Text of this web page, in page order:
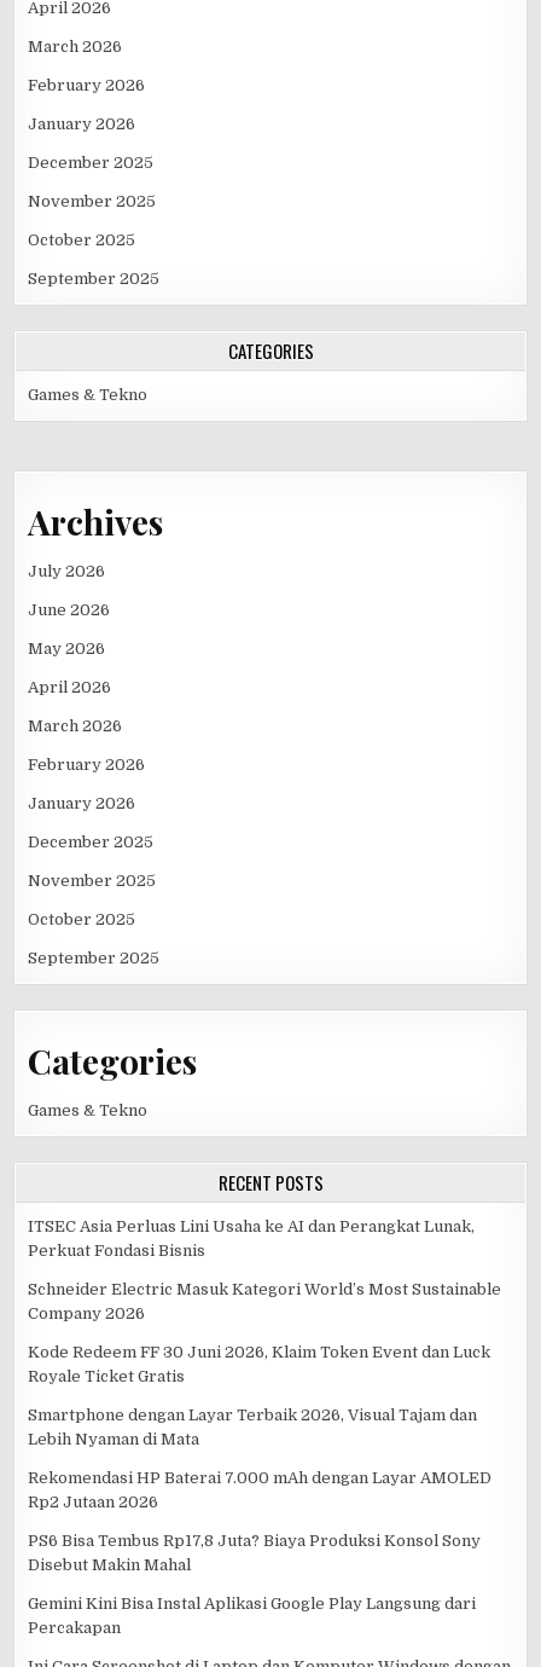
April 2026
March 2026
February 2026
January 2026
December 2025
November 2025
October 2025
September 2025
CATEGORIES
Games & Tekno
Archives
July 2026
June 2026
May 2026
April 2026
March 2026
February 2026
January 2026
December 2025
November 2025
October 2025
September 2025
Categories
Games & Tekno
RECENT POSTS
ITSEC Asia Perluas Lini Usaha ke AI dan Perangkat Lunak,
Perkuat Fondasi Bisnis
Schneider Electric Masuk Kategori World’s Most Sustainable
Company 2026
Kode Redeem FF 30 Juni 2026, Klaim Token Event dan Luck
Royale Ticket Gratis
Smartphone dengan Layar Terbaik 2026, Visual Tajam dan
Lebih Nyaman di Mata
Rekomendasi HP Baterai 7.000 mAh dengan Layar AMOLED
Rp2 Jutaan 2026
PS6 Bisa Tembus Rp17,8 Juta? Biaya Produksi Konsol Sony
Disebut Makin Mahal
Gemini Kini Bisa Instal Aplikasi Google Play Langsung dari
Percakapan